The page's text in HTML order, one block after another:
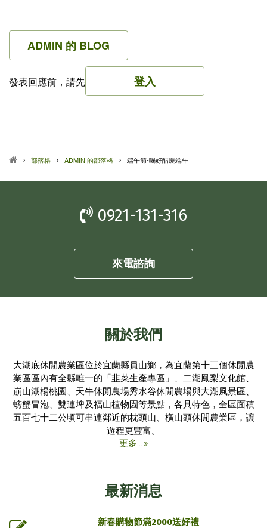
ADMIN 的 BLOG
發表回應前，請先 登入
部落格 ADMIN 的部落格 端午節-喝好醋慶端午
0921-131-316
來電諮詢
關於我們
大湖底休閒農業區位於宜蘭縣員山鄉，為宜蘭第十三個休閒農
業區區內有全縣唯一的「韭菜生產專區」、二湖鳳梨文化館、
崩山湖楊桃園、天牛休閒農場秀水谷休閒農場與大湖風景區、
螃蟹冒泡、雙連埤及福山植物園等景點，各具特色，全區面積
五百七十二公頃可串連鄰近的枕頭山、橫山頭休閒農業區，讓
遊程更豐富。
更多...
最新消息
新春購物節滿2000送好禮